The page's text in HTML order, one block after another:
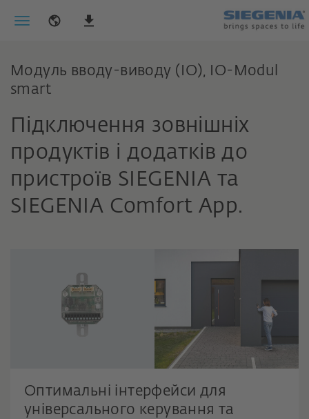
Модуль вводу-виводу (IO), IO-Modul
smart
Підключення зовнішніх
продуктів і додатків до
пристроїв SIEGENIA та
SIEGENIA Comfort App.
Оптимальні інтерфейси для
універсального керування та